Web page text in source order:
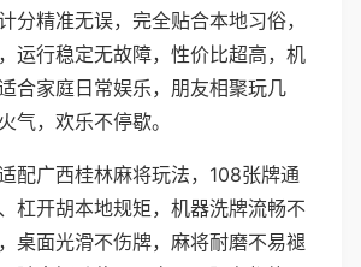
分精准无误，完全贴合本地习俗，
运行稳定无故障，性价比超高，机
合家庭日常娱乐，朋友相聚玩几
气，欢乐不停歇。
配广西桂林麻将玩法，108张牌通
杠开胡本地规矩，机器洗牌流畅不
桌面光滑不伤牌，麻将耐磨不易褪